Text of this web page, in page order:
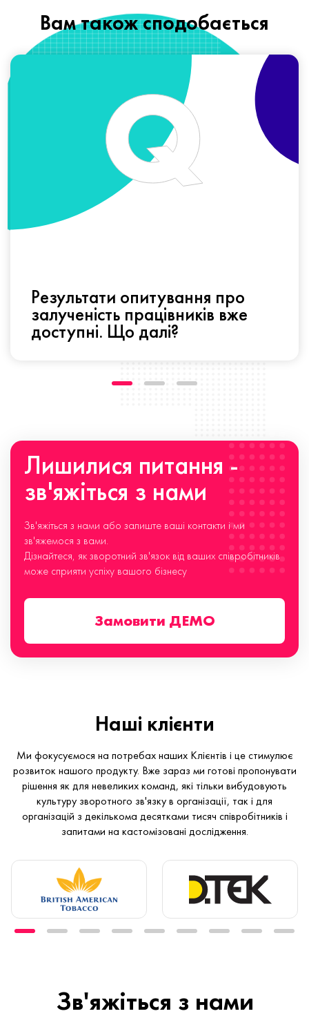
Вам також сподобається
Результати опитування про
залученість працівників вже
доступні. Що далі?
Лишилися питання -
зв'яжіться з нами
Зв'яжіться з нами або залиште ваші контакти і ми
зв'яжемося з вами.
Дізнайтеся, як зворотний зв'язок від ваших співробітників
може сприяти успіху вашого бізнесу
Замовити ДЕМО
Наші клієнти
Ми фокусуємося на потребах наших Клієнтів і це стимулює
розвиток нашого продукту. Вже зараз ми готові пропонувати
рішення як для невеликих команд, які тільки вибудовують
культуру зворотного зв'язку в організації, так і для
організацій з декількома десятками тисяч співробітників і
запитами на кастомізовані дослідження.
Зв'яжіться з нами